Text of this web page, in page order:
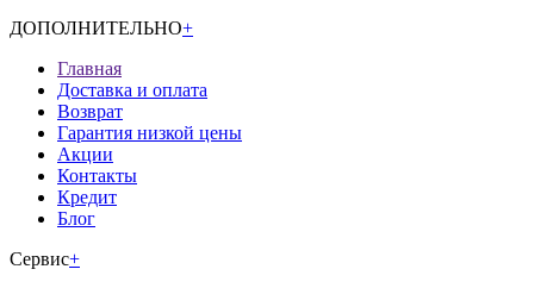
ДОПОЛНИТЕЛЬНО+
Главная
Доставка и оплата
Возврат
Гарантия низкой цены
Акции
Контакты
Кредит
Блог
Сервис+